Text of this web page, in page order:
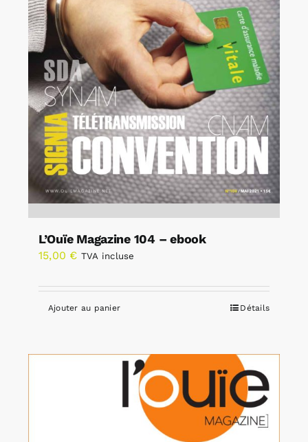
L’Ouïe Magazine 104 – ebook
15,00 € TVA incluse
Ajouter au panier Détails